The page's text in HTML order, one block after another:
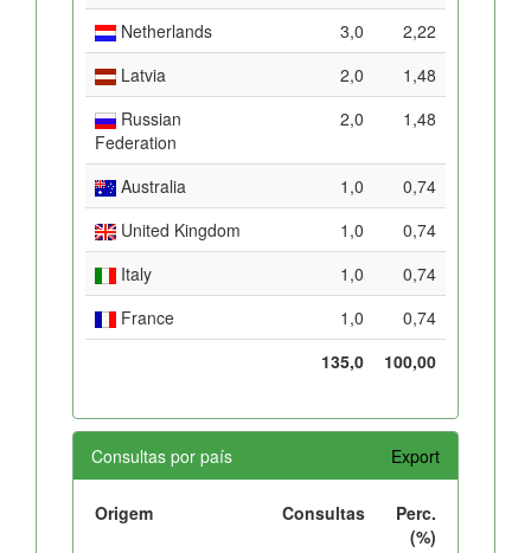
Netherlands
3,0
2,22
Latvia
2,0
1,48
Russian
Federation
2,0 1,48
Australia 1,0
0,74
United Kingdom
1,0
0,74
Italy
1,0
0,74
France
1,0
0,74
135,0
100,00
Consultas por país Export
Origem Consultas
Perc.
(%)